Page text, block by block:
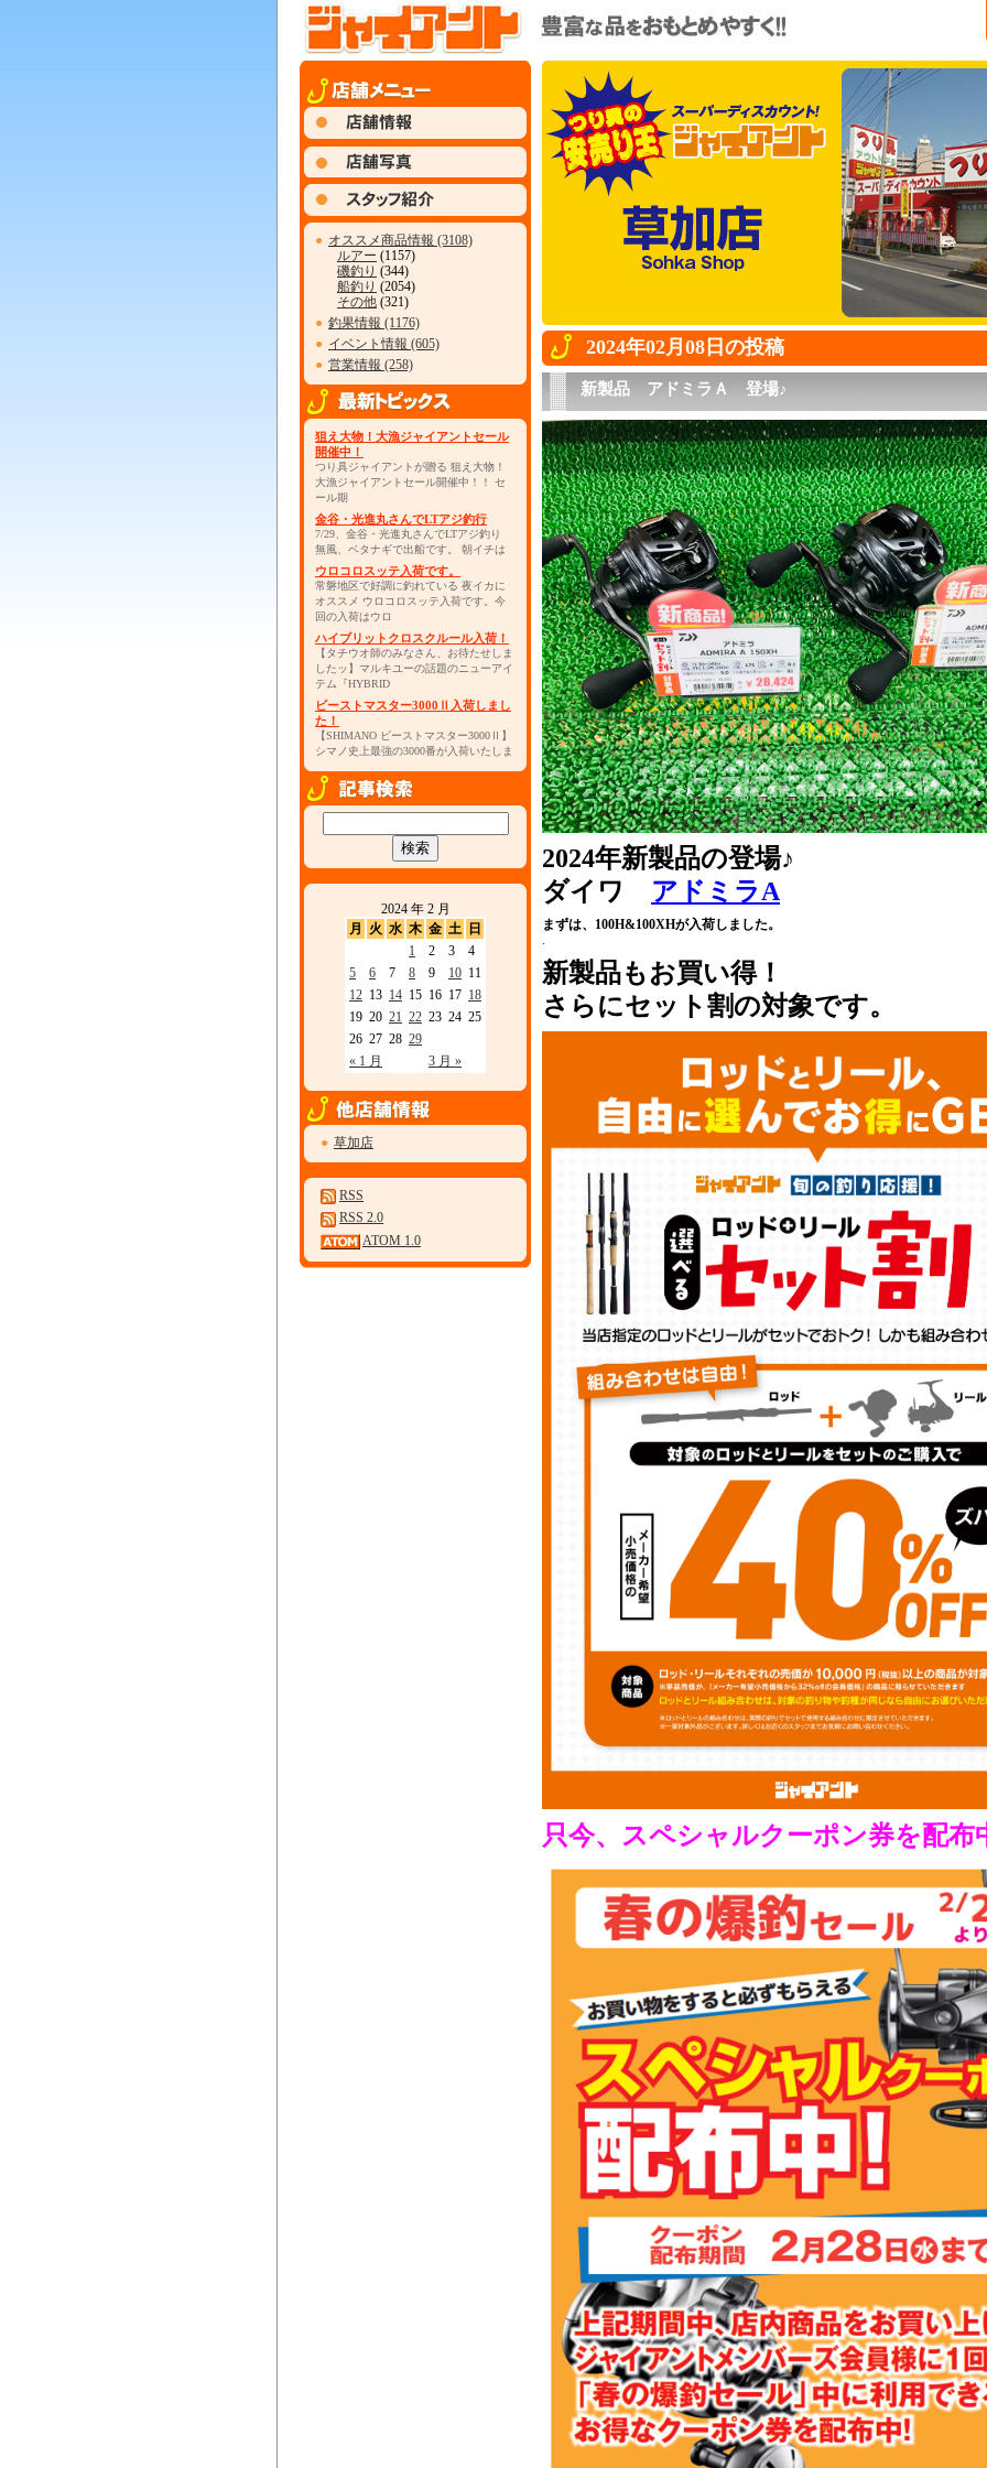
● オススメ商品情報 (3108)
ルアー (1157)
磯釣り (344)
船釣り (2054)
その他 (321)
● 釣果情報 (1176)
● イベント情報 (605)
● 営業情報 (258)
狙え大物！大漁ジャイアントセール
開催中！
つり具ジャイアントが贈る 狙え大物！
大漁ジャイアントセール開催中！！ セ
ール期
金谷・光進丸さんでLTアジ釣行
7/29、金谷・光進丸さんでLTアジ釣り
無風、ベタナギで出船です。 朝イチは
ウロコロスッテ入荷です。
常磐地区で好調に釣れている 夜イカに
オススメ ウロコロスッテ入荷です。今
回の入荷はウロ
ハイブリットクロスクルール入荷！
【タチウオ師のみなさん、お待たせしま
したッ】マルキユーの話題のニューアイ
テム『HYBRID
ビーストマスター3000Ⅱ入荷しまし
た！
【SHIMANO ビーストマスター3000Ⅱ】
シマノ史上最強の3000番が入荷いたしま
2024 年 2 月
月
火 水 木 金 土 日
« 1 月 3 月 »
1 2 3
4
5
6 7 8 9 10 11
12 13 14 15 16 17 18
19 20 21 22 23 24 25
26 27 28 29
● 草加店
RSS
RSS 2.0
ATOM 1.0
2024年02月08日の投稿
新製品 アドミラＡ 登場♪
2024年新製品の登場♪
ダイワ アドミラA
まずは、100H&100XHが入荷しました。
.
新製品もお買い得！
さらにセット割の対象です。
只今、スペシャルクーポン券を配布